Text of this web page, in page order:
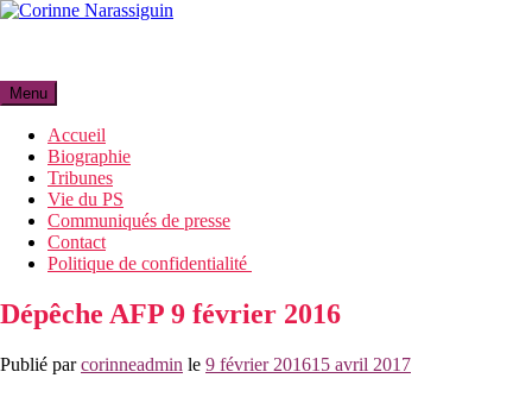
Aller
Menu
Accueil
Biographie
Tribunes
Vie du PS
Communiqués de presse
Contact
Politique de confidentialité
Dépêche AFP 9 février 2016
Publié parcorinneadmin le 9 février 201615 avril 2017